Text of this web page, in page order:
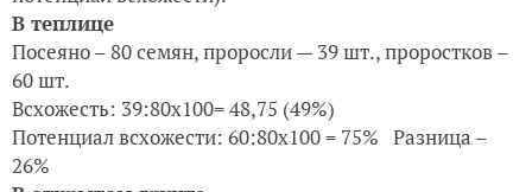
В теплице
Посеяно – 80 семян, проросли — 39 шт., проростков –
60 шт.
Всхожесть: 39:80x100= 48,75 (49%)
Потенциал всхожести: 60:80x100 = 75% Разница –
26%